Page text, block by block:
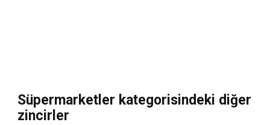
Süpermarketler kategorisindeki diğer
zincirler